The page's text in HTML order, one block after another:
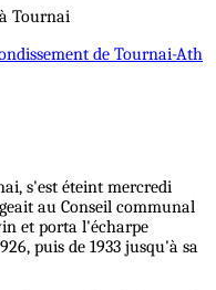
Tournai
de Tournai-Ath
s'est éteint mercredi
au Conseil communal
et porta l'écharpe
puis de 1933 jusqu'à sa